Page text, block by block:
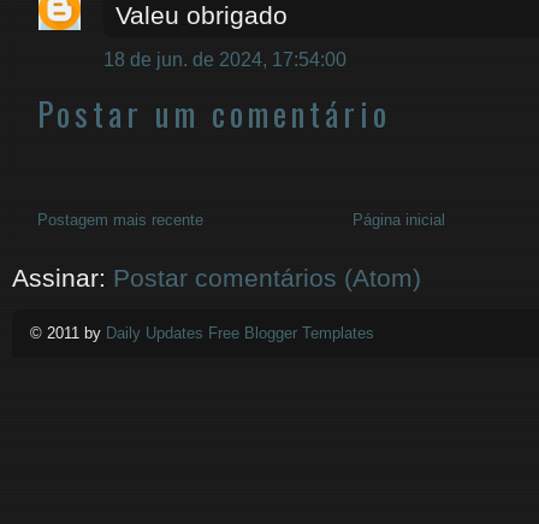
Valeu obrigado
18 de jun. de 2024, 17:54:00
Postar um comentário
Postagem mais recente Página inicial
Assinar: Postar comentários (Atom)
© 2011 by Daily Updates Free Blogger Templates